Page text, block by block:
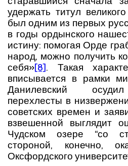
удержать титул
был одним из первых
в годы ордынского
истину: помогая Орде
народ, можно получить
себя»[8]. Такая
вписывается в рамки
Данилевский
перехлесты в
советских времен и
взвешенной выглядит
Чудском озере “со
стороной, конечно,
Оксфордского